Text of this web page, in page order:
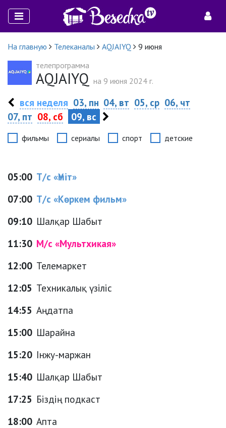
На главную Телеканалы AQJAIYQ
9 июня
телепрограмма
AQJAIYQ на 9 июня 2024 г.
вся неделя 03, пн 04, вт 05, ср 06, чт
07, пт 08, сб 09, вс
фильмы сериалы спорт детские
05:00 Т/с «Үміт»
07:00 Т/с «Көркем фильм»
09:10 Шалқар Шабыт
11:30 М/с «Мультхикая»
12:00 Телемаркет
12:05 Техникалық үзіліс
14:55 Аңдатпа
15:00 Шарайна
15:20 Інжу-маржан
15:40 Шалқар Шабыт
17:25 Біздің подкаст
18:00 Апта